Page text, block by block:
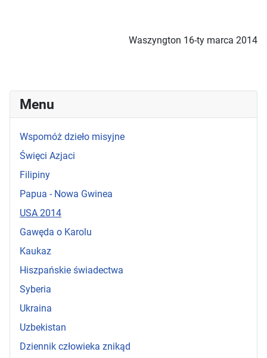
Menu
Wspomóż dzieło misyjne
Święci Azjaci
Filipiny
Papua - Nowa Gwinea
USA 2014
Gawęda o Karolu
Kaukaz
Hiszpańskie świadectwa
Syberia
Ukraina
Uzbekistan
Dziennik człowieka znikąd
Waszyngton 16-ty marca 2014